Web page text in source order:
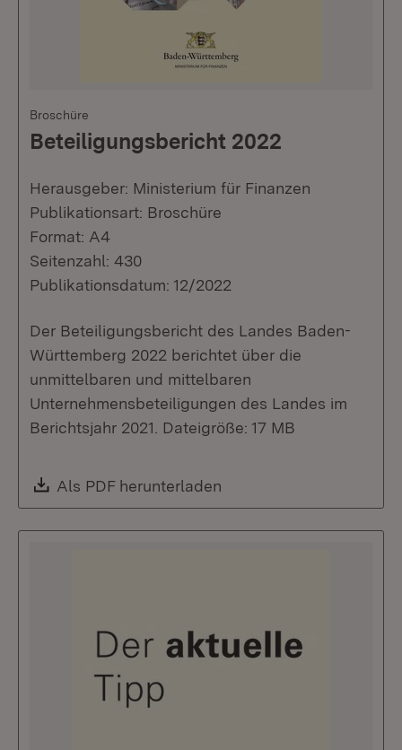
Broschüre
Beteiligungsbericht 2022
Herausgeber: Ministerium für Finanzen
Publikationsart: Broschüre
Format: A4
Seitenzahl: 430
Publikationsdatum: 12/2022
Der Beteiligungsbericht des Landes Baden-
Württemberg 2022 berichtet über die
unmittelbaren und mittelbaren
Unternehmensbeteiligungen des Landes im
Berichtsjahr 2021. Dateigröße: 17 MB
Download:
Als PDF herunterladen